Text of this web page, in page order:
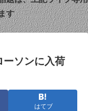
す
ーソンに入荷
はてブ